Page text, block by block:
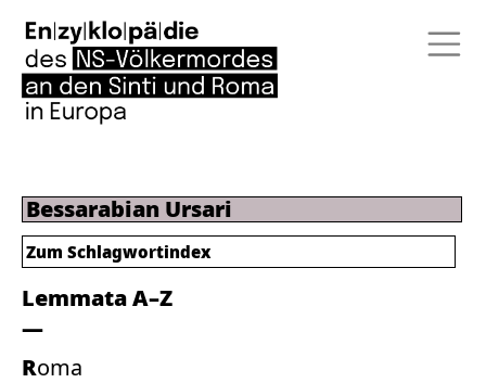
Bessarabian Ursari
Lemmata A–Z
Roma
Zum Schlagwortindex